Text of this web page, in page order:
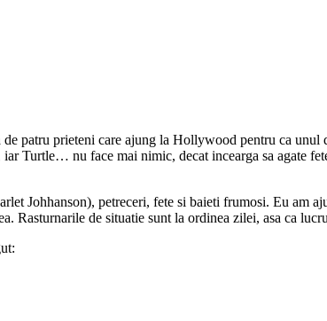
patru prieteni care ajung la Hollywood pentru ca unul
Turtle… nu face mai nimic, decat incearga sa agate
Johhanson), petreceri, fete si baieti frumosi. Eu am
Rasturnarile de situatie sunt la ordinea zilei, asa ca